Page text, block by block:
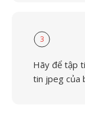
3
Hãy để tập
tin jpeg của